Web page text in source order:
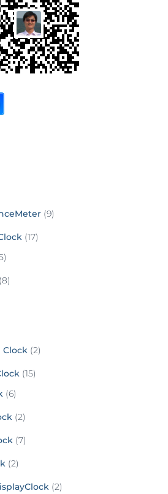
(9)
(17)
(8)
(2)
(15)
(6)
(2)
(7)
(2)
(2)